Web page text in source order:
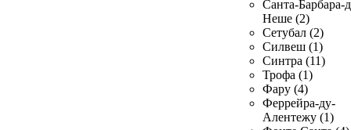
Санта-Барбара-
Неше (2)
Сетубал (2)
Силвеш (1)
Синтра (11)
Трофа (1)
Фару (4)
Феррейра-ду-
Алентежу (1)